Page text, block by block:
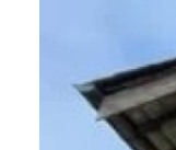
CONTACT